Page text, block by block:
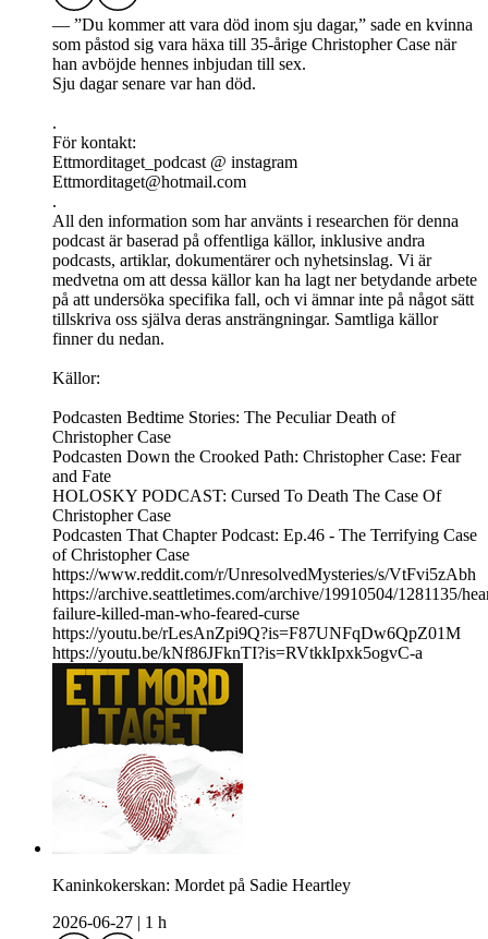
— ”Du kommer att vara död inom sju dagar,” sade en kvinna
som påstod sig vara häxa till 35‑årige Christopher Case när
han avböjde hennes inbjudan till sex.
Sju dagar senare var han död.
.
För kontakt:
Ettmorditaget_podcast @ instagram
Ettmorditaget@hotmail.com
.
All den information som har använts i researchen för denna
podcast är baserad på offentliga källor, inklusive andra
podcasts, artiklar, dokumentärer och nyhetsinslag. Vi är
medvetna om att dessa källor kan ha lagt ner betydande arbete
på att undersöka specifika fall, och vi ämnar inte på något sätt
tillskriva oss själva deras ansträngningar. Samtliga källor
finner du nedan.
Källor:
Podcasten Bedtime Stories: The Peculiar Death of
Christopher Case
Podcasten Down the Crooked Path: Christopher Case: Fear
and Fate
HOLOSKY PODCAST: Cursed To Death The Case Of
Christopher Case
Podcasten That Chapter Podcast: Ep.46 - The Terrifying Case
of Christopher Case
https://www.reddit.com/r/UnresolvedMysteries/s/VtFvi5zAbh
https://archive.seattletimes.com/archive/19910504/1281135/
failure-killed-man-who-feared-curse
https://youtu.be/rLesAnZpi9Q?is=F87UNFqDw6QpZ01M
https://youtu.be/kNf86JFknTI?is=RVtkkIpxk5ogvC-a
Kaninkokerskan: Mordet på Sadie Heartley
2026-06-27
1 h